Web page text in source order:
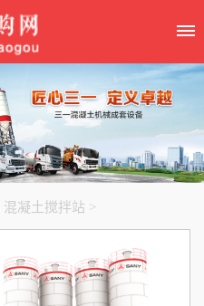
混凝土搅拌站 >